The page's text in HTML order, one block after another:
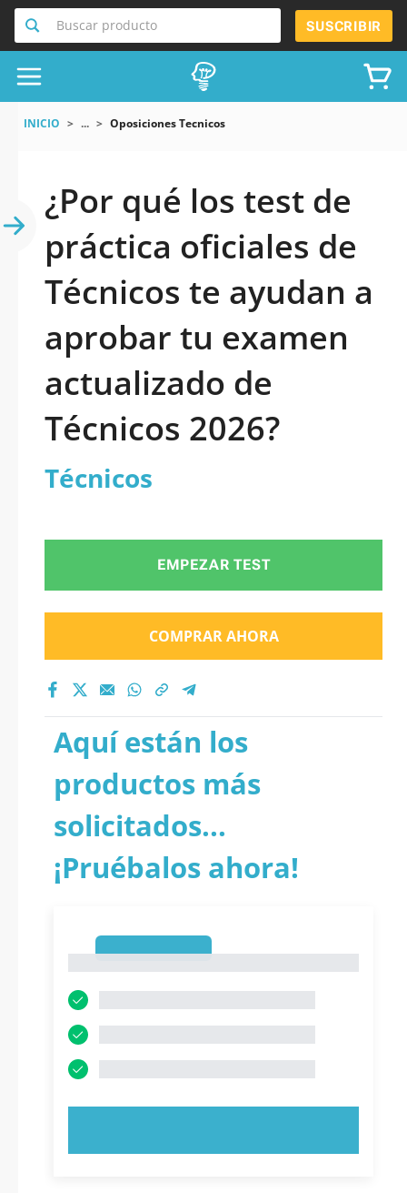
Buscar producto SUSCRIBIR
INICIO ... Oposiciones Tecnicos
¿Por qué los test de
práctica oficiales de
Técnicos te ayudan a
aprobar tu examen
actualizado de
Técnicos 2026?
Técnicos
EMPEZAR TEST
COMPRAR AHORA
Aquí están los
productos más
solicitados...
¡Pruébalos ahora!